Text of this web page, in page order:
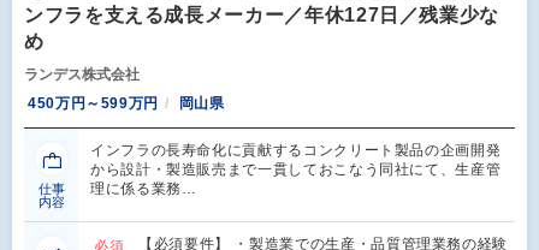
ンフラを支える成長メーカー／年休127日／残業少な
め
ランデス株式会社
450万円～599万円
岡山県
仕事
内容
インフラの長寿命化に貢献するコンクリート製品の企画開発
から設計・製造販売まで一貫しておこなう同社にて、生産管
理に係る業務…
必須
【必須要件】 ・製造業での生産・品質管理業務の経験